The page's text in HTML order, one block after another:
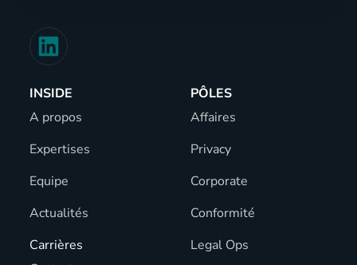
INSIDE
A propos
Expertises
Equipe
Actualités
Carrières
PÔLES
Affaires
Privacy
Corporate
Conformité
Legal Ops